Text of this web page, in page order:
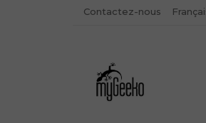
Contactez-nous